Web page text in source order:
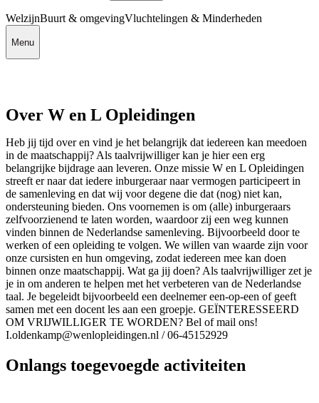
WelzijnBuurt & omgevingVluchtelingen & Minderheden
Menu
Over W en L Opleidingen
Heb jij tijd over en vind je het belangrijk dat iedereen kan meedoen
in de maatschappij? Als taalvrijwilliger kan je hier een erg
belangrijke bijdrage aan leveren. Onze missie W en L Opleidingen
streeft er naar dat iedere inburgeraar naar vermogen participeert in
de samenleving en dat wij voor degene die dat (nog) niet kan,
ondersteuning bieden. Ons voornemen is om (alle) inburgeraars
zelfvoorzienend te laten worden, waardoor zij een weg kunnen
vinden binnen de Nederlandse samenleving. Bijvoorbeeld door te
werken of een opleiding te volgen. We willen van waarde zijn voor
onze cursisten en hun omgeving, zodat iedereen mee kan doen
binnen onze maatschappij. Wat ga jij doen? Als taalvrijwilliger zet je
je in om anderen te helpen met het verbeteren van de Nederlandse
taal. Je begeleidt bijvoorbeeld een deelnemer een-op-een of geeft
samen met een docent les aan een groepje. GEÏNTERESSEERD
OM VRIJWILLIGER TE WORDEN? Bel of mail ons!
I.oldenkamp@wenlopleidingen.nl / 06-45152929
Onlangs toegevoegde activiteiten